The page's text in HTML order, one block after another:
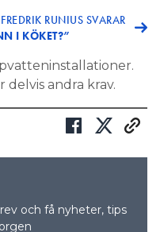
RUNIUS SVARAR
I KÖKET?”
andra krav.
och få nyheter, tips